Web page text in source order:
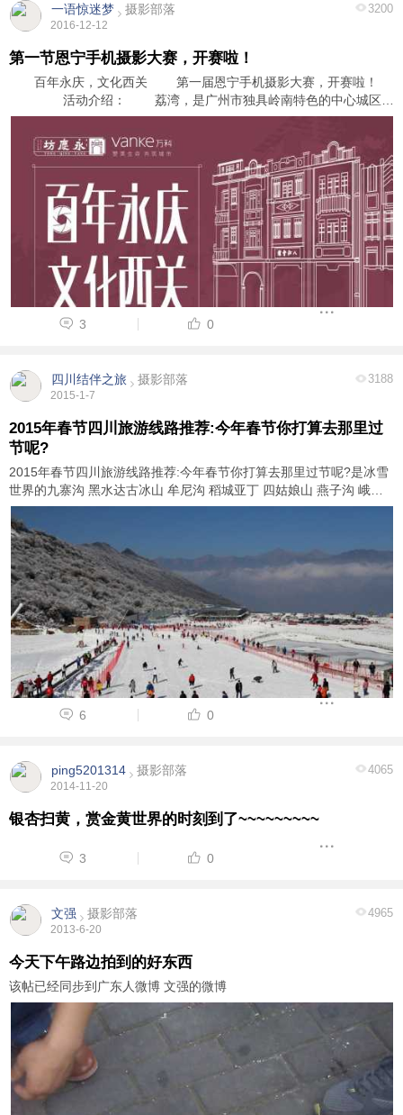
一语惊迷梦 摄影部落
2016-12-12
3200
第一节恩宁手机摄影大赛，开赛啦！
百年永庆，文化西关 第一届恩宁手机摄影大赛，开赛啦！
广佛都市圈的核心区，有着“体味岭南文化到广州，不到荔湾就不算到
过广州”的美誉。而其中的恩 ...
3 0
四川结伴之旅 摄影部落
2015-1-7
3188
2015年春节四川旅游线路推荐:今年春节你打算去那里过
节呢?
2015年春节四川旅游线路推荐:今年春节你打算去那里过节呢?是冰雪
世界的九寨沟 黑水达古冰山 牟尼沟 稻城亚丁 四姑娘山 燕子沟 峨眉
乐山 西岭雪山 太子岭骨雪还是海螺沟 古尔沟泡温泉?很多驴友问到，
2014春节去哪里玩？怎么玩？线路如何 ...
6 0
ping5201314 摄影部落
2014-11-20
4065
银杏扫黄，赏金黄世界的时刻到了~~~~~~~~~
3 0
文强 摄影部落
2013-6-20
4965
今天下午路边拍到的好东西
该帖已经同步到广东人微博 文强的微博